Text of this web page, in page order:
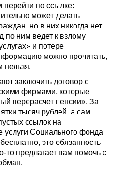
по ссылке:
может делать
но в них никогда нет
по ним ведет к взлому
и потере
можно прочитать,
нельзя.
заключить договор с
фирмами, которые
перерасчет пенсии». За
тысяч рублей, а сам
ссылок на
Социального фонда
это обязанность
то предлагает вам помочь с